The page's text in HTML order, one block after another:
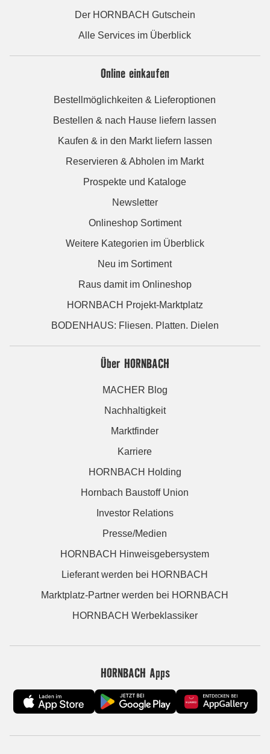
Der HORNBACH Gutschein
Alle Services im Überblick
Online einkaufen
Bestellmöglichkeiten & Lieferoptionen
Bestellen & nach Hause liefern lassen
Kaufen & in den Markt liefern lassen
Reservieren & Abholen im Markt
Prospekte und Kataloge
Newsletter
Onlineshop Sortiment
Weitere Kategorien im Überblick
Neu im Sortiment
Raus damit im Onlineshop
HORNBACH Projekt-Marktplatz
BODENHAUS: Fliesen. Platten. Dielen
Über HORNBACH
MACHER Blog
Nachhaltigkeit
Marktfinder
Karriere
HORNBACH Holding
Hornbach Baustoff Union
Investor Relations
Presse/Medien
HORNBACH Hinweisgebersystem
Lieferant werden bei HORNBACH
Marktplatz-Partner werden bei HORNBACH
HORNBACH Werbeklassiker
HORNBACH Apps